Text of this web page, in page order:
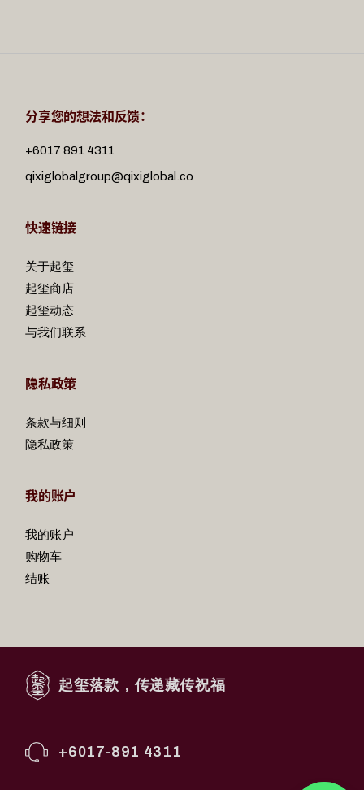
分享您的想法和反馈：
+6017 891 4311
qixiglobalgroup@qixiglobal.co
快速链接
关于起玺
起玺商店
起玺动态
与我们联系
隐私政策
条款与细则
隐私政策
我的账户
我的账户
购物车
结账
起玺落款，传递藏传祝福
+6017-891 4311